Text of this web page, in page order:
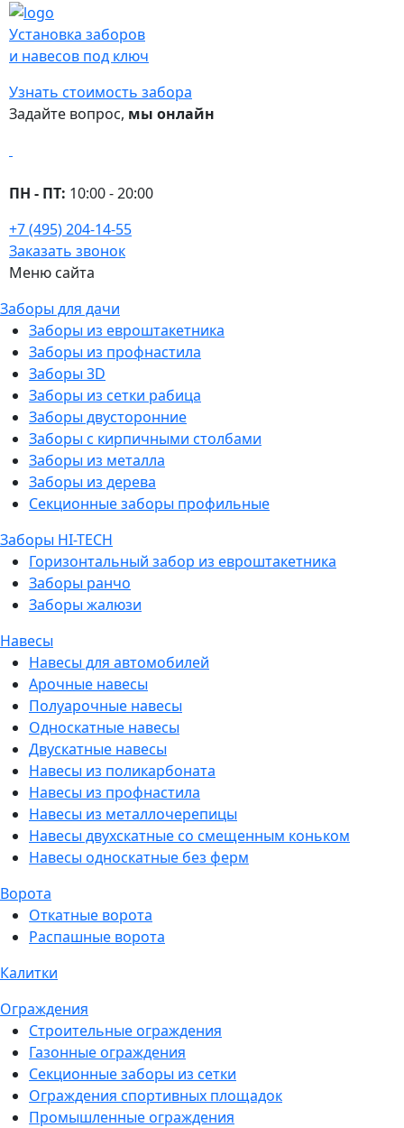
Установка заборов
и навесов под ключ
Узнать стоимость забора
Задайте вопрос, мы онлайн
ПН - ПТ: 10:00 - 20:00
+7 (495) 204-14-55
Заказать звонок
Меню сайта
Заборы для дачи
Заборы из евроштакетника
Заборы из профнастила
Заборы 3D
Заборы из сетки рабица
Заборы двусторонние
Заборы с кирпичными столбами
Заборы из металла
Заборы из дерева
Секционные заборы профильные
Заборы HI-TECH
Горизонтальный забор из евроштакетника
Заборы ранчо
Заборы жалюзи
Навесы
Навесы для автомобилей
Арочные навесы
Полуарочные навесы
Односкатные навесы
Двускатные навесы
Навесы из поликарбоната
Навесы из профнастила
Навесы из металлочерепицы
Навесы двухскатные со смещенным коньком
Навесы односкатные без ферм
Ворота
Откатные ворота
Распашные ворота
Калитки
Ограждения
Строительные ограждения
Газонные ограждения
Секционные заборы из сетки
Ограждения спортивных площадок
Промышленные ограждения